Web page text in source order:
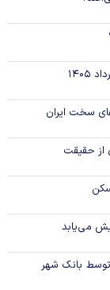
سخت ایران
از حقیقت
می‌یابد
بانک شهر